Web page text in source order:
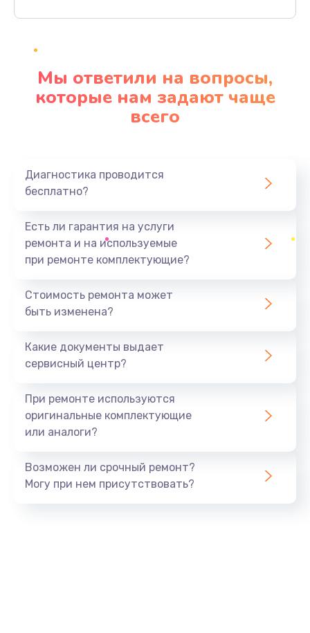
Заказать
Профилактическая чистка
Заказать
1440 руб.
Ремонт южного моста
Замена батарейки BIOS
Заказать
Мы ответили на вопросы,
которые нам задают чаще
всего
Диагностика проводится
бесплатно?
Есть ли гарантия на услуги
ремонта и на используемые
при ремонте комплектующие?
Стоимость ремонта может
быть изменена?
Какие документы выдает
сервисный центр?
При ремонте используются
оригинальные комплектующие
или аналоги?
Возможен ли срочный ремонт?
Могу при нем присутствовать?